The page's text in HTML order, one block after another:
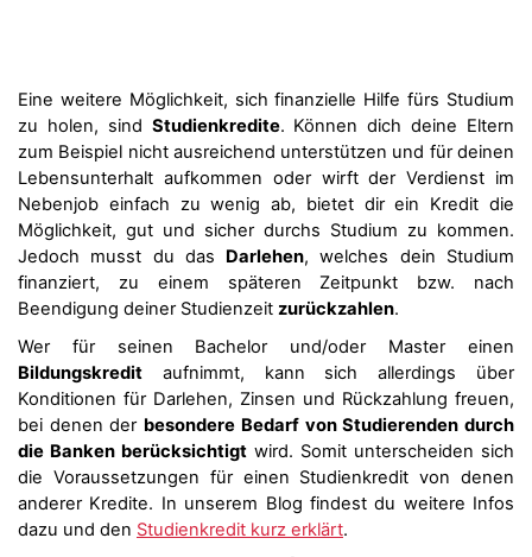
Eine weitere Möglichkeit, sich finanzielle Hilfe fürs Studium
zu holen, sind Studienkredite. Können dich deine Eltern
zum Beispiel nicht ausreichend unterstützen und für deinen
Lebensunterhalt aufkommen oder wirft der Verdienst im
Nebenjob einfach zu wenig ab, bietet dir ein Kredit die
Möglichkeit, gut und sicher durchs Studium zu kommen.
Jedoch musst du das Darlehen, welches dein Studium
finanziert, zu einem späteren Zeitpunkt bzw. nach
Beendigung deiner Studienzeit zurückzahlen.
Wer für seinen Bachelor und/oder Master einen
Bildungskredit aufnimmt, kann sich allerdings über
Konditionen für Darlehen, Zinsen und Rückzahlung freuen,
bei denen der besondere Bedarf von Studierenden durch
die Banken berücksichtigt wird. Somit unterscheiden sich
die Voraussetzungen für einen Studienkredit von denen
anderer Kredite. In unserem Blog findest du weitere Infos
dazu und den Studienkredit kurz erklärt.